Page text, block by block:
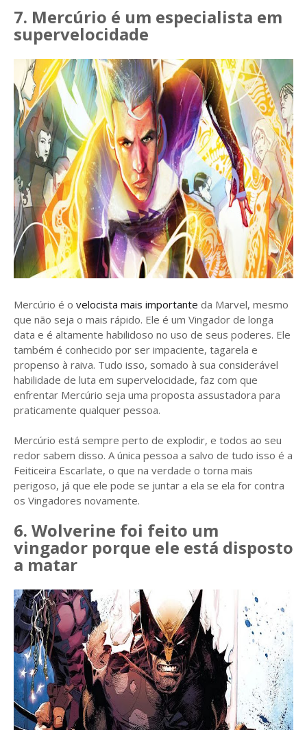
7. Mercúrio é um especialista em
supervelocidade
Mercúrio é o velocista mais importante da Marvel, mesmo
que não seja o mais rápido. Ele é um Vingador de longa
data e é altamente habilidoso no uso de seus poderes. Ele
também é conhecido por ser impaciente, tagarela e
propenso à raiva. Tudo isso, somado à sua considerável
habilidade de luta em supervelocidade, faz com que
enfrentar Mercúrio seja uma proposta assustadora para
praticamente qualquer pessoa.
Mercúrio está sempre perto de explodir, e todos ao seu
redor sabem disso. A única pessoa a salvo de tudo isso é a
Feiticeira Escarlate, o que na verdade o torna mais
perigoso, já que ele pode se juntar a ela se ela for contra
os Vingadores novamente.
6. Wolverine foi feito um
vingador porque ele está disposto
a matar